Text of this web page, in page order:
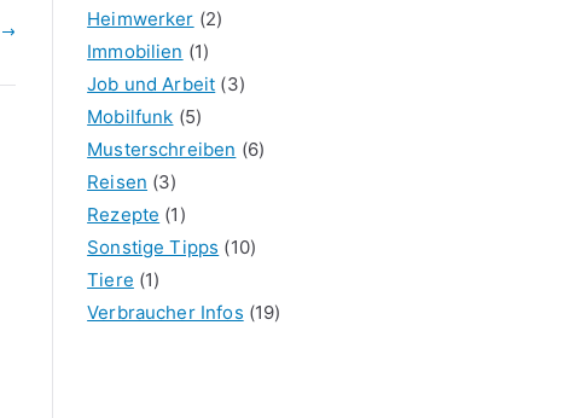
Heimwerker (2)
Immobilien (1)
Job und Arbeit (3)
Mobilfunk (5)
Musterschreiben (6)
Reisen (3)
Rezepte (1)
Sonstige Tipps (10)
Tiere (1)
Verbraucher Infos (19)